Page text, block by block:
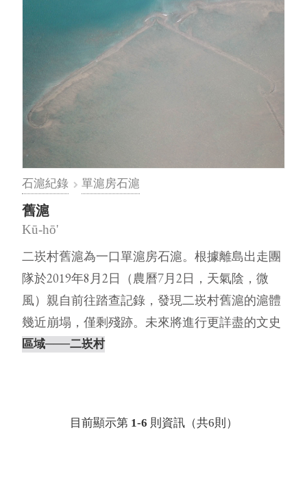
石滬紀錄 單滬房石滬
舊滬
Kū-hō'
二崁村舊滬為一口單滬房石滬。根據離島出走團
隊於2019年8月2日（農曆7月2日，天氣陰，微
風）親自前往踏查記錄，發現二崁村舊滬的滬體
幾近崩塌，僅剩殘跡。未來將進行更詳盡的文史
調查並前往與村民進行訪談⋯
區域───二崁村
目前顯示第1-6 則資訊（共6則）